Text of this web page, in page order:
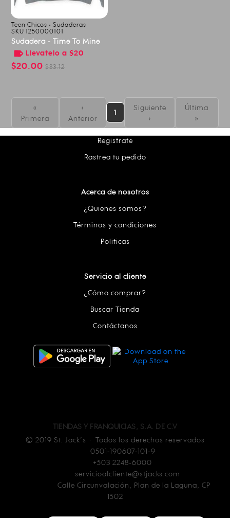
Teen Chicos • Sudaderas
SKU 1250000101
Sudadera - Time To Mine
Llevatelo a $20
$20.00 $33.12
«
Primera
‹
Anterior
1
Siguiente
›
Última
»
Registrate
Rastrea tu pedido
Acerca de nosotros
¿Quienes somos?
Términos y condiciones
Politicas
Servicio al cliente
¿Cómo comprar?
Buscar Tienda
Contáctanos
TIENDAS Y FRANQUICIAS, S.A. DE C.V
© 2019 St. Jack’s · Todos los derechos reservados
0501-190607-101-9
+503 2248-6000
servicioalcliente@stjacks.com
Calle Circunvalación, Plan de la Laguna, CP
1502